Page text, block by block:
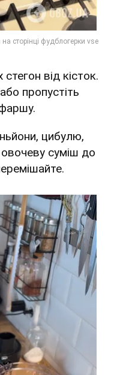
від кісток.
пропустіть
цибулю,
суміш до